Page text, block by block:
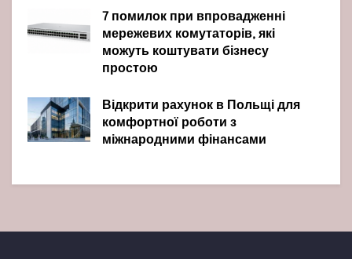
7 помилок при впровадженні
мережевих комутаторів, які
можуть коштувати бізнесу
простою
Відкрити рахунок в Польщі для
комфортної роботи з
міжнародними фінансами